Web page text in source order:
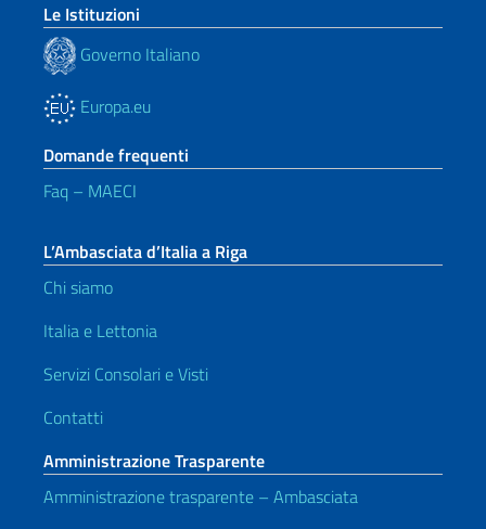
Le Istituzioni
Governo Italiano
Europa.eu
Domande frequenti
Faq – MAECI
L’Ambasciata d’Italia a Riga
Chi siamo
Italia e Lettonia
Servizi Consolari e Visti
Contatti
Amministrazione Trasparente
Amministrazione trasparente – Ambasciata